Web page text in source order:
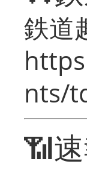
鉄道
nts/
📶